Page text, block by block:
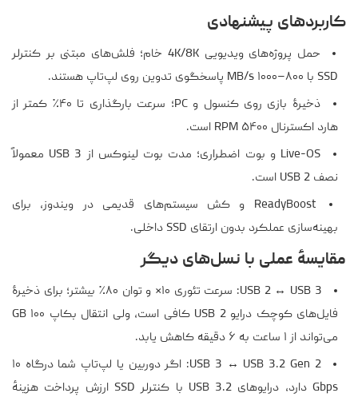
کاربردهای پیشنهادی
حمل پروژه‌های ویدیویی 4K/8K خام؛ فلش‌های مبتنی بر کنترلر
SSD با ۸۰۰–۱۰۰۰ MB/s پاسخگوی تدوین روی لپ‌تاپ هستند.
ذخیرهٔ بازی روی کنسول و PC؛ سرعت بارگذاری تا ۴۰٪ کمتر از
هارد اکسترنال ۵۴۰۰ RPM است.
Live-OS و بوت اضطراری؛ مدت بوت لینوکس از USB 3 معمولاً
نصف USB 2 است.
ReadyBoost و کش سیستم‌های قدیمی در ویندوز، برای
بهینه‌سازی عملکرد بدون ارتقای SSD داخلی.
مقایسهٔ عملی با نسل‌های دیگر
USB 2 ↔ USB 3: سرعت تئوری ۱۰× و توان ۸۰٪ بیشتر؛ برای ذخیرهٔ
فایل‌های کوچک درایو USB 2 کافی است، ولی انتقال بکاپ ۱۰۰ GB
می‌تواند از ۱ ساعت به ۶ دقیقه کاهش یابد.
USB 3 ↔ USB 3.2 Gen 2: اگر دوربین یا لپ‌تاپ شما درگاه ۱۰
Gbps دارد، درایوهای USB 3.2 با کنترلر SSD ارزش پرداخت هزینهٔ